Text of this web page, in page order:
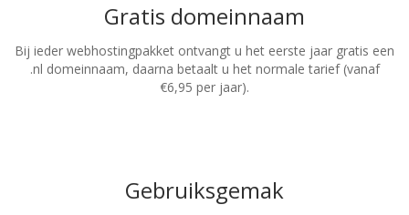
Gratis domeinnaam
Bij ieder webhostingpakket ontvangt u het eerste jaar gratis een
.nl domeinnaam, daarna betaalt u het normale tarief (vanaf
€6,95 per jaar).
Gebruiksgemak